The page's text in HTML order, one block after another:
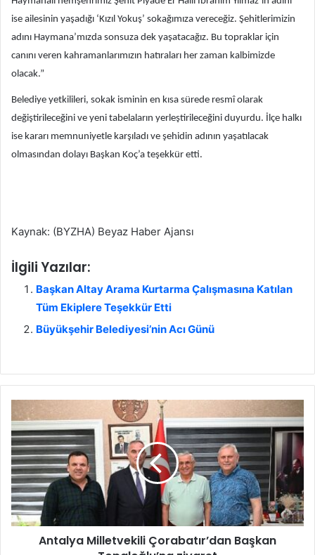
ise ailesinin yaşadığı ‘Kızıl Yokuş’ sokağımıza vereceğiz. Şehitlerimizin
adını Haymana’mızda sonsuza dek yaşatacağız. Bu topraklar için
canını veren kahramanlarımızın hatıraları her zaman kalbimizde
olacak.”
Belediye yetkilileri, sokak isminin en kısa sürede resmî olarak
değiştirileceğini ve yeni tabelaların yerleştirileceğini duyurdu. İlçe halkı
ise kararı memnuniyetle karşıladı ve şehidin adının yaşatılacak
olmasından dolayı Başkan Koç’a teşekkür etti.
Kaynak: (BYZHA) Beyaz Haber Ajansı
İlgili Yazılar:
Başkan Altay Arama Kurtarma Çalışmasına Katılan
Tüm Ekiplere Teşekkür Etti
Büyükşehir Belediyesi’nin Acı Günü
n
t
a
l
y
a
M
i
Antalya Milletvekili Çorabatır’dan Başkan